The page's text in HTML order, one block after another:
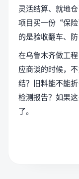
灵活结算、就地
项目买一份“保
的是验收翻车、
在乌鲁木齐做工
应商谈的时候，
结？旧料能不能
检测报告？如果
了。